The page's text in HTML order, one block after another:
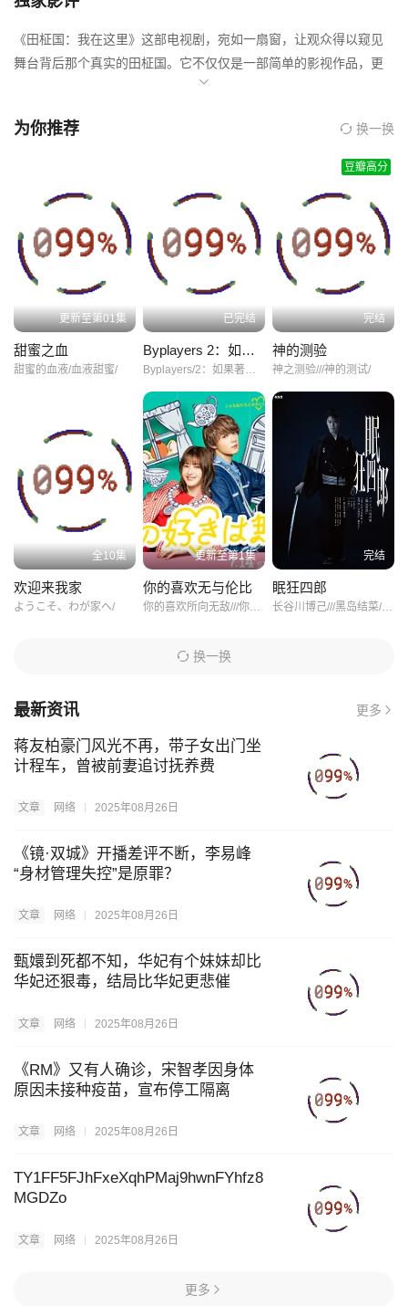
《田柾国：我在这里》这部电视剧，宛如一扇窗，让观众得以窥见
舞台背后那个真实的田柾国。它不仅仅是一部简单的影视作品，更
像是一本记录着成长、迷茫与坚持的日记。
从角色表演来看，田柾国无疑是全剧的核心与灵魂。他无需刻意演
丈的模样，还是私下里因创作瓶颈而陷入沉思的状态，都无比自然
且富有感染力。观众能看到他在音乐道路上的执着与热血，也能感
受到他作为普通人面对压力时的脆弱与挣扎。这种真实感，让人物
形象立体而丰满，极易引发共鸣。
叙事结构上，影片采用了一种非线性的方式，将田柾国的童年回
样的安排看似零散，实则巧妙地勾勒出了他人生轨迹的变化与内心
的成长脉络。过去与现在的交织，不仅丰富了故事层次，更凸显出
时间流逝中，他对自我认知的不断深化。
主题表达方面，“我在这里”不仅是一句简单的话语，更是田柾国对自
我存在意义的探寻与宣告。在喧嚣浮躁的娱乐圈，他没有被名利裹
挟，而是始终坚守对音乐的热爱，努力寻找属于自己的位置。剧中
多次出现他独自望向窗外或漫步街头的场景，沉默之中，是对未来
的迷茫，也是对初心的叩问。这份真诚的自我剖析，让作品超越了
普通明星纪录片的范畴，成为一部关于青春、梦想与成长的深刻寓
言。
观看这部作品时，会不自觉地沉浸其中，仿佛跟随田柾国一起走过
许，这就是《田柾国：我在这里》最动人的地方——它让我们看
坚定地说出：“我在这里。”
为你推荐 换一换
更新至第01集
甜蜜之血
甜蜜的血液/血液甜蜜/
已完结
Byplayers 2：如果名配角在TV东晨间剧里挑战无人岛生活的话
Byplayers/2：如果著名配角因拍摄“东京电视台晨间剧”一同在无人岛上生活的话///Byplayers/2：五个老戏骨/勇闯无人岛///byplayers～如果名配角在TV东晨间剧里挑战无人岛生活的话～/
豆瓣高分
完结
神的测验
神之测验///神的测试/
全10集
欢迎来我家
ようこそ、わが家へ/
更新至第1集
你的喜欢无与伦比
你的喜欢所向无敌///你的喜欢是无敌的/
完结
眠狂四郎
长谷川博己///黑岛结菜///高桥光臣///菜菜绪///森永悠希///坂东弥十郎///宅麻伸///今野浩喜///佐藤江梨子///西村雅彦///神保悟志///原沙知绘///本田博太郎/
换一换
最新资讯 更多
蒋友柏豪门风光不再，带子女出门坐
计程车，曾被前妻追讨抚养费
文章 网络 2025年08月26日
《镜·双城》开播差评不断，李易峰
“身材管理失控”是原罪？
文章 网络 2025年08月26日
甄嬛到死都不知，华妃有个妹妹却比
华妃还狠毒，结局比华妃更悲催
文章 网络 2025年08月26日
《RM》又有人确诊，宋智孝因身体
原因未接种疫苗，宣布停工隔离
文章 网络 2025年08月26日
TY1FF5FJhFxeXqhPMaj9hwnFYhfz8
MGDZo
文章 网络 2025年08月26日
更多